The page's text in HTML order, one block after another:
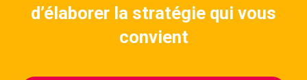
d’élaborer la stratégie qui vous
convient